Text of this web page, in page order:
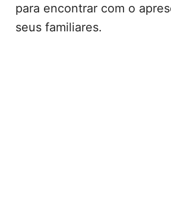
para encontrar com o
seus familiares.